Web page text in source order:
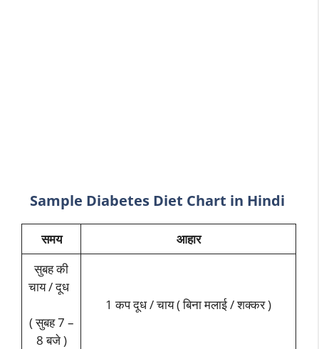
Sample Diabetes Diet Chart in Hindi
समय
आहार
सुबह की
चाय / दूध
( सुबह 7 –
8 बजे )
1 कप दूध / चाय ( बिना मलाई / शक्कर )